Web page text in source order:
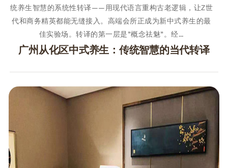
统养生智慧的系统性转译——用现代语言重构古老逻辑，让Z世
代和商务精英都能无缝接入。高端会所正成为新中式养生的最
佳实验场。转译的第一层是"概念祛魅"。经…
广州从化区中式养生：传统智慧的当代转译